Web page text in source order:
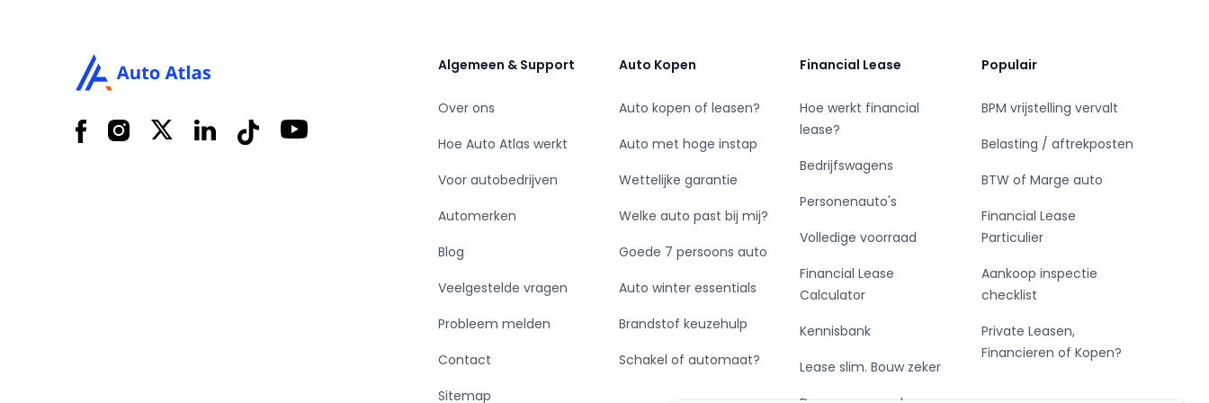
FacebookInstagram
X LinkedInTiktok YouTube
Algemeen & Support
Over ons
Hoe Auto Atlas werkt
Voor autobedrijven
Automerken
Blog
Veelgestelde vragen
Probleem melden
Contact
Sitemap
Auto Kopen
Auto kopen of leasen?
Auto met hoge instap
Wettelijke garantie
Welke auto past bij mij?
Goede 7 persoons auto
Auto winter essentials
Brandstof keuzehulp
Schakel of automaat?
Financial Lease
Hoe werkt financial
lease?
Bedrijfswagens
Personenauto's
Volledige voorraad
Financial Lease
Calculator
Kennisbank
Lease slim. Bouw zeker
Populair
BPM vrijstelling vervalt
Belasting / aftrekposten
BTW of Marge auto
Financial Lease
Particulier
Aankoop inspectie
checklist
Private Leasen,
Financieren of Kopen?